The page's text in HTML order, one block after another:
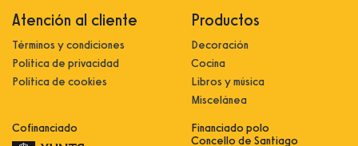
Atención al cliente
Términos y condiciones
Política de privacidad
Política de cookies
Productos
Decoración
Cocina
Libros y música
Miscelánea
Cofinanciado
Financiado polo
Concello de Santiago